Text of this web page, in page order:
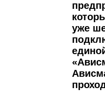
уже